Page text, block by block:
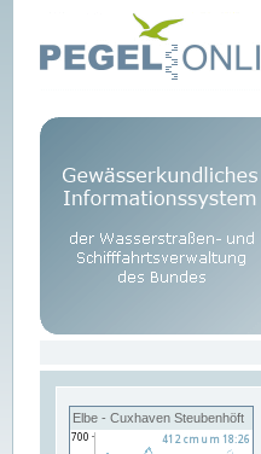
Elbe - Cuxhaven Steubenhöft